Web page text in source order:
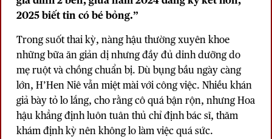
2025 biết tin có bé bỏng.”
Trong suốt thai kỳ, nàng hậu thường xuyên khoe
những bữa ăn giản dị nhưng đầy đủ dinh dưỡng do
mẹ ruột và chồng chuẩn bị. Dù bụng bầu ngày càng
lớn, H’Hen Niê vẫn miệt mài với công việc. Nhiều khán
giả bày tỏ lo lắng, cho rằng cô quá bận rộn, nhưng Hoa
hậu khẳng định luôn tuân thủ chỉ định bác sĩ, thăm
khám định kỳ nên không lo làm việc quá sức.